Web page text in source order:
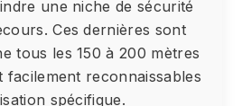
une niche de sécurité
Ces dernières sont
tous les 150 à 200 mètres
facilement reconnaissables
spécifique.